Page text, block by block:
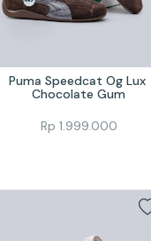
Puma Speedcat Og Lux
Chocolate Gum
Rp 1.999.000